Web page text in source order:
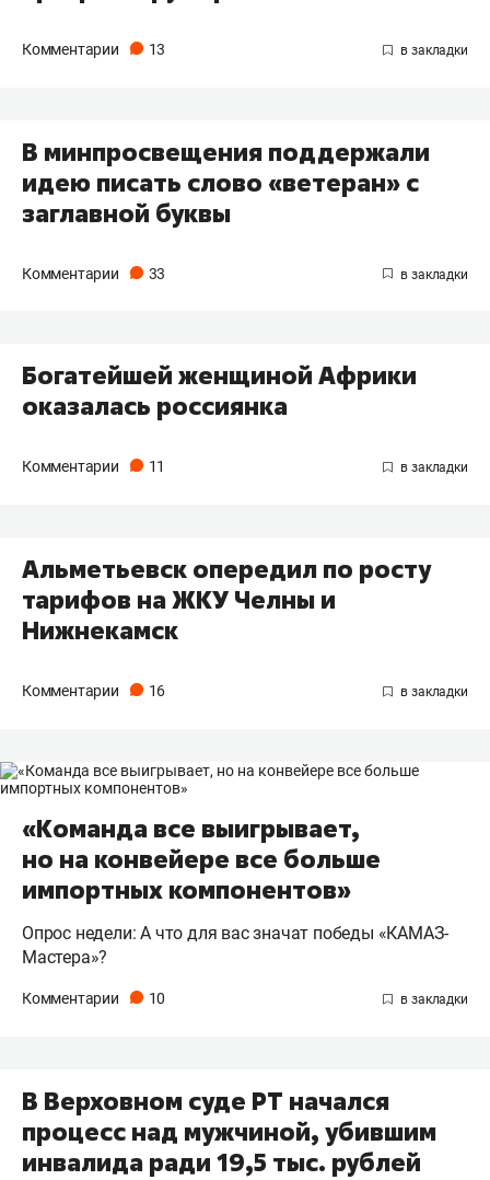
Комментарии 13
В минпросвещения поддержали
идею писать слово «ветеран» с
заглавной буквы
Комментарии 33
Богатейшей женщиной Африки
оказалась россиянка
Комментарии 11
Альметьевск опередил по росту
тарифов на ЖКУ Челны и
Нижнекамск
Комментарии 16
«Команда все выигрывает,
но на конвейере все больше
импортных компонентов»
Опрос недели: А что для вас значат победы «КАМАЗ-
Мастера»?
Комментарии 10
В Верховном суде РТ начался
процесс над мужчиной, убившим
инвалида ради 19,5 тыс. рублей